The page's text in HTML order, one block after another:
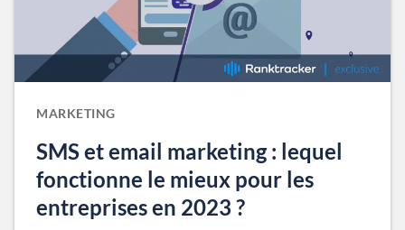
MARKETING
SMS et email marketing : lequel
fonctionne le mieux pour les
entreprises en 2023 ?